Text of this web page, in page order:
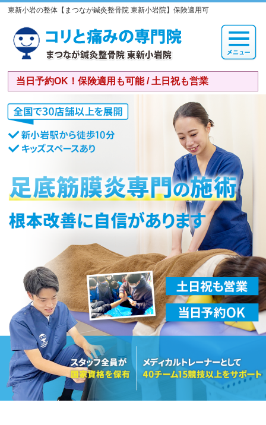
東新小岩の整体【まつなが鍼灸整骨院 東新小岩院】保険適用可
当日予約OK！保険適用も可能 / 土日祝も営業